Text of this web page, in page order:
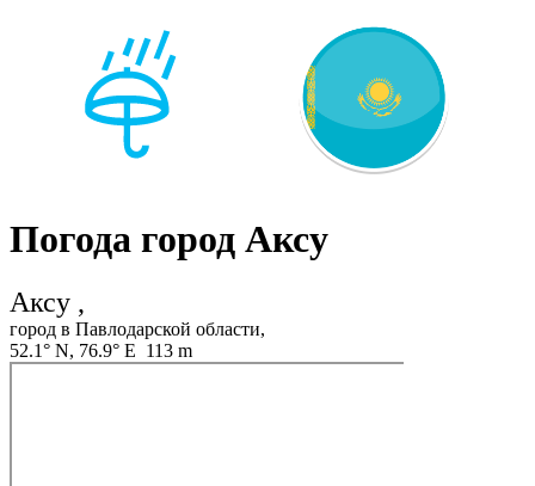
Погода город Аксу
Аксу ,
город в Павлодарской области,
52.1° N, 76.9° E 113 m